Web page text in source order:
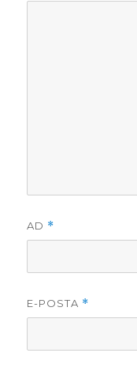
AD *
E-POSTA *